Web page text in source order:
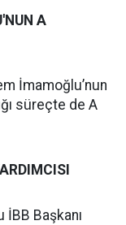
A
İmamoğlu’nun
süreçte de A
İBB Başkanı